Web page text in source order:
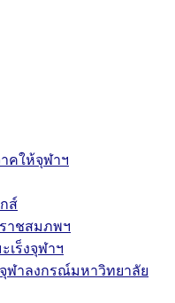
คให้จุฬาฯ
ส์
าชสมภพฯ
ร็งจุฬาฯ
ฬาลงกรณ์มหาวิทยาลัย